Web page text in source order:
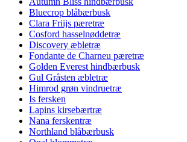
Bluecrop blåbærbusk
Clara Friijs pæretræ
Cosford hasselnøddetræ
Discovery æbletræ
Fondante de Charneu pæretræ
Golden Everest hindbærbusk
Gul Gråsten æbletræ
Himrod grøn vindruetræ
Is fersken
Lapins kirsebærtræ
Nana ferskentræ
Northland blåbærbusk